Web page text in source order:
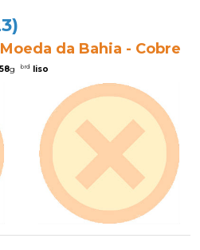
da Bahia - Cobre
g brd liso